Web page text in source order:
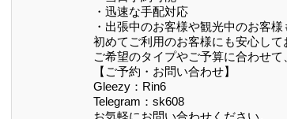
・迅速な手配対応
・出張中のお客様や観光中のお客様
初めてご利用のお客様にも安心し
ご希望のタイプやご予算に合わせ
【ご予約・お問い合わせ】
Gleezy：Rin6
Telegram：sk608
お気軽にお問い合わせください。